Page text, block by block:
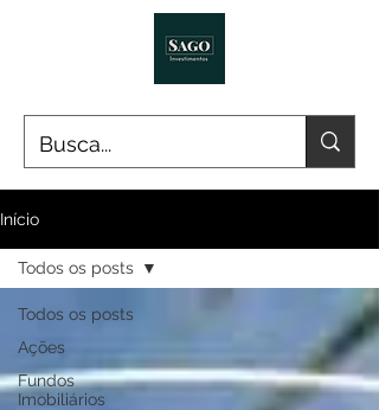
Início
Todos os posts
Ações
Fundos
Imobiliários
Todos os posts